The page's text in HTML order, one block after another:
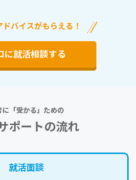
バイスがもらえる！
に就活相談する
に「受かる」ための
ポートの流れ
就活⾯談